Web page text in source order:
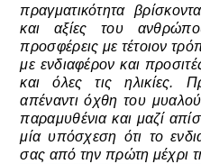
πραγματικότητα
και αξίες του
προσφέρεις με τέτοιον
με ενδιαφέρον και
και όλες τις ηλικίες.
απέναντι όχθη του
παραμυθένια και μαζί
μία υπόσχεση ότι το
σας από την πρώτη μέχρι